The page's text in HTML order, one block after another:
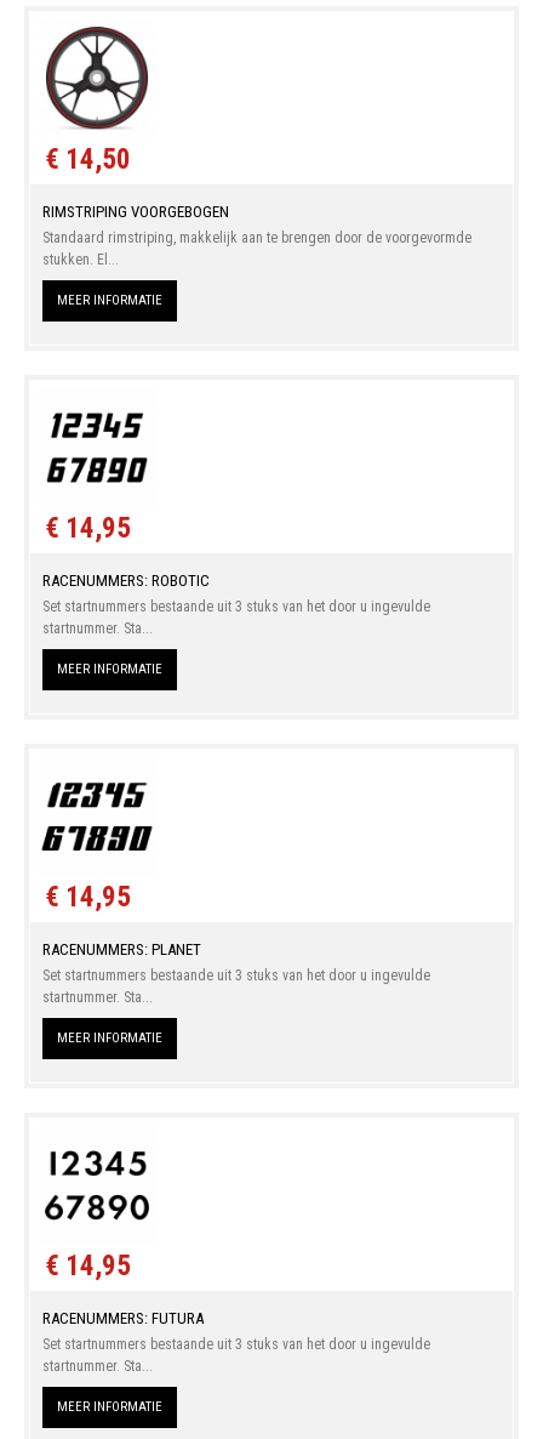
€ 14,50
RIMSTRIPING VOORGEBOGEN
Standaard rimstriping, makkelijk aan te brengen door de voorgevormde
stukken. El...
MEER INFORMATIE
€ 14,95
RACENUMMERS: ROBOTIC
Set startnummers bestaande uit 3 stuks van het door u ingevulde
startnummer. Sta...
MEER INFORMATIE
€ 14,95
RACENUMMERS: PLANET
Set startnummers bestaande uit 3 stuks van het door u ingevulde
startnummer. Sta...
MEER INFORMATIE
€ 14,95
RACENUMMERS: FUTURA
Set startnummers bestaande uit 3 stuks van het door u ingevulde
startnummer. Sta...
MEER INFORMATIE